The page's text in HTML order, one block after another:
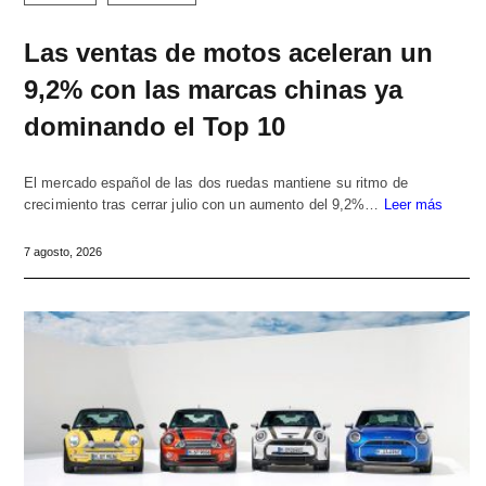
Las ventas de motos aceleran un
9,2% con las marcas chinas ya
dominando el Top 10
El mercado español de las dos ruedas mantiene su ritmo de
crecimiento tras cerrar julio con un aumento del 9,2%… Leer más
7 agosto, 2026